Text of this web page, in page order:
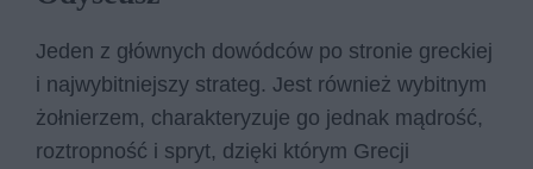
Jeden z głównych dowódców po stronie greckiej
i najwybitniejszy strateg. Jest również wybitnym
żołnierzem, charakteryzuje go jednak mądrość,
roztropność i spryt, dzięki którym Grecji